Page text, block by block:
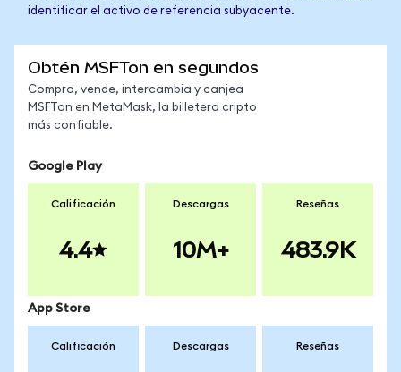
identificar el activo de referencia subyacente.
Obtén MSFTon en segundos
Compra, vende, intercambia y canjea
MSFTon en MetaMask, la billetera cripto
más confiable.
Google Play
Calificación
4.4
Descargas
10M+
Reseñas
483.9K
App Store
Calificación Descargas Reseñas